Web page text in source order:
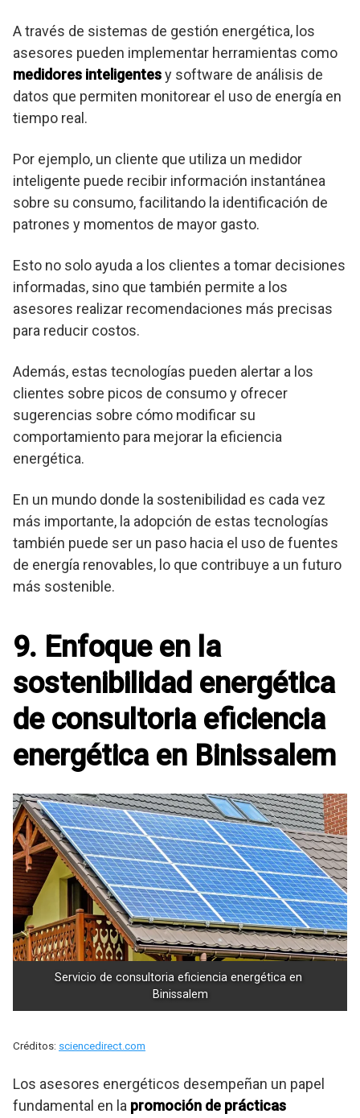
A través de sistemas de gestión energética, los
asesores pueden implementar herramientas como
medidores inteligentesy software de análisis de
datos que permiten monitorear el uso de energía en
tiempo real.
Por ejemplo, un cliente que utiliza un medidor
inteligente puede recibir información instantánea
sobre su consumo, facilitando la identificación de
patrones y momentos de mayor gasto.
Esto no solo ayuda a los clientes a tomar decisiones
informadas, sino que también permite a los
asesores realizar recomendaciones más precisas
para reducir costos.
Además, estas tecnologías pueden alertar a los
clientes sobre picos de consumo y ofrecer
sugerencias sobre cómo modificar su
comportamiento para mejorar la eficiencia
energética.
En un mundo donde la sostenibilidad es cada vez
más importante, la adopción de estas tecnologías
también puede ser un paso hacia el uso de fuentes
de energía renovables, lo que contribuye a un futuro
más sostenible.
9. Enfoque en la
sostenibilidad energética
de consultoria eficiencia
energética en Binissalem
Servicio de consultoria eficiencia energética en
Binissalem
Créditos: sciencedirect.com
Los asesores energéticos desempeñan un papel
fundamental en la promoción de prácticas